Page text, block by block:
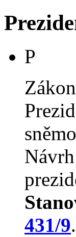
P
Zákon
431/9.